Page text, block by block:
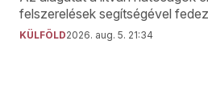
felszerelések segítségével
KÜLFÖLD2026. aug. 5. 21:34